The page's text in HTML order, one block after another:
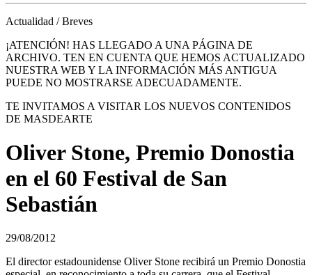
Actualidad / Breves
¡ATENCIÓN! HAS LLEGADO A UNA PÁGINA DE
ARCHIVO. TEN EN CUENTA QUE HEMOS ACTUALIZADO
NUESTRA WEB Y LA INFORMACIÓN MÁS ANTIGUA
PUEDE NO MOSTRARSE ADECUADAMENTE.
TE INVITAMOS A VISITAR LOS NUEVOS CONTENIDOS
DE MASDEARTE
Oliver Stone, Premio Donostia
en el 60 Festival de San
Sebastián
29/08/2012
El director estadounidense Oliver Stone recibirá un Premio Donostia